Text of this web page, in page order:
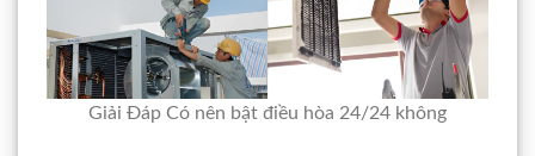
Giải Đáp Có nên bật điều hòa 24/24 không